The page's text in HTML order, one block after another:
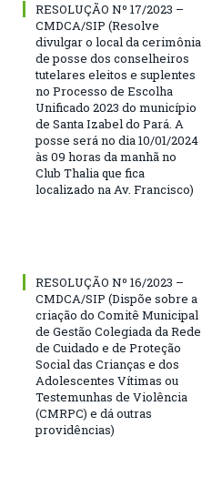
RESOLUÇÃO Nº 17/2023 –
CMDCA/SIP (Resolve
divulgar o local da cerimônia
de posse dos conselheiros
tutelares eleitos e suplentes
no Processo de Escolha
Unificado 2023 do município
de Santa Izabel do Pará. A
posse será no dia 10/01/2024
às 09 horas da manhã no
Club Thalia que fica
localizado na Av. Francisco)
RESOLUÇÃO Nº 16/2023 –
CMDCA/SIP (Dispõe sobre a
criação do Comitê Municipal
de Gestão Colegiada da Rede
de Cuidado e de Proteção
Social das Crianças e dos
Adolescentes Vítimas ou
Testemunhas de Violência
(CMRPC) e dá outras
providências)